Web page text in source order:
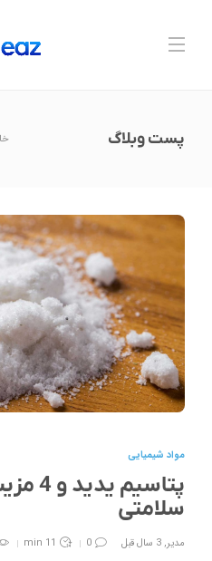
پست وبلاگ
مواد شیمیایی
سلامتی
مدیر,3 سال قبل 0
11 min